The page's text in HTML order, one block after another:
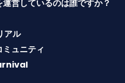
営しているのは誰ですか？
アル
ュニティ